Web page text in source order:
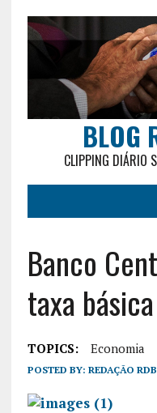
BLOG
CLIPPING DIÁRIO
Banco
taxa
TOPICS: Economia
POSTED BY: REDAÇÃO